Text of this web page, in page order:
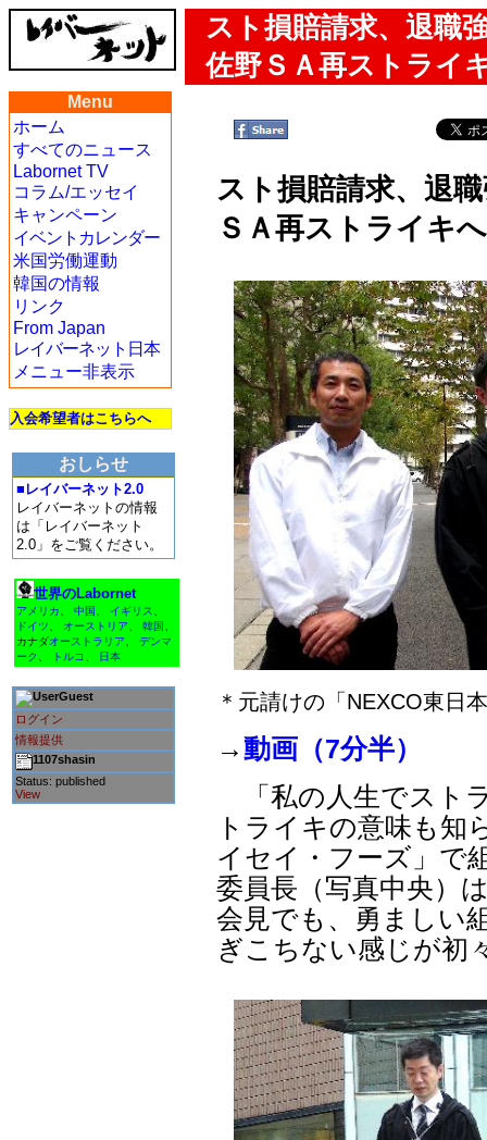
スト損賠請求、退職
佐野ＳＡ再ストライ
Menu
ホーム
すべてのニュース
Labornet TV
コラム/エッセイ
キャンペーン
イベントカレンダー
米国労働運動
韓国の情報
リンク
From Japan
レイバーネット日本
メニュー非表示
入会希望者はこちらへ
おしらせ
■レイバーネット2.0
レイバーネットの情報
は「レイバーネット
2.0」をご覧ください。
世界のLabornet
アメリカ 中国 イギリス
ドイツ
オーストリア 韓国
カナダオーストラリア
デンマ
ーク
トルコ 日本
Guest
ログイン
情報提供
1107shasin
Status: published
View
スト損賠請求、退
ＳＡ再ストライキへ
＊元請けの「NEXCO東日
→動画（7分半）
「私の人生でスト
トライキの意味も知
イセイ・フーズ」で
委員長（写真中央）
会見でも、勇ましい
ぎこちない感じが初